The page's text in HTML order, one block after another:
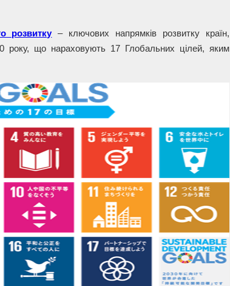
розвитку – ключових напрямків розвитку країн,
що нараховують 17 Глобальних цілей, яким